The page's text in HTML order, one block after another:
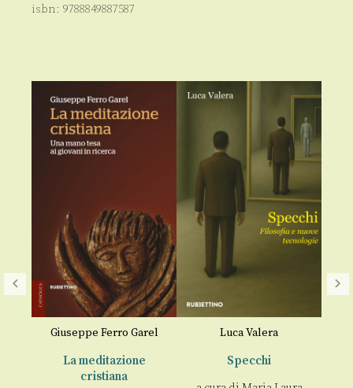
isbn: 9788849887587
Giuseppe Ferro Garel
La meditazione
cristiana
Luca Valera
Specchi